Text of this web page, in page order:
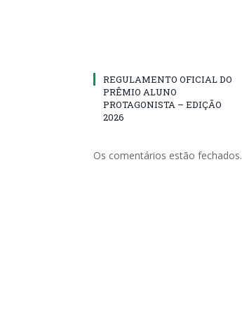
REGULAMENTO OFICIAL DO
PRÊMIO ALUNO
PROTAGONISTA – EDIÇÃO
2026
Os comentários estão fechados.